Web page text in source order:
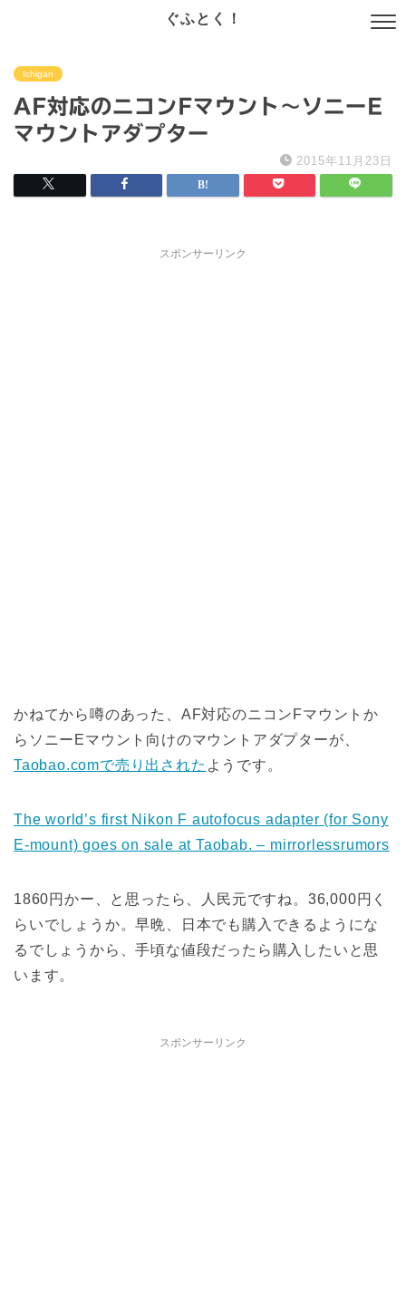
ぐふとく！
Ichigan
AF対応のニコンFマウント〜ソニーE
マウントアダプター
2015年11月23日
スポンサーリンク
かねてから噂のあった、AF対応のニコンFマウントか
らソニーEマウント向けのマウントアダプターが、
Taobao.comで売り出された ようです。
The world’s first Nikon F autofocus adapter (for Sony
E-mount) goes on sale at Taobab. – mirrorlessrumors
1860円かー、と思ったら、人民元ですね。36,000円く
らいでしょうか。早晩、日本でも購入できるようにな
るでしょうから、手頃な値段だったら購入したいと思
います。
スポンサーリンク